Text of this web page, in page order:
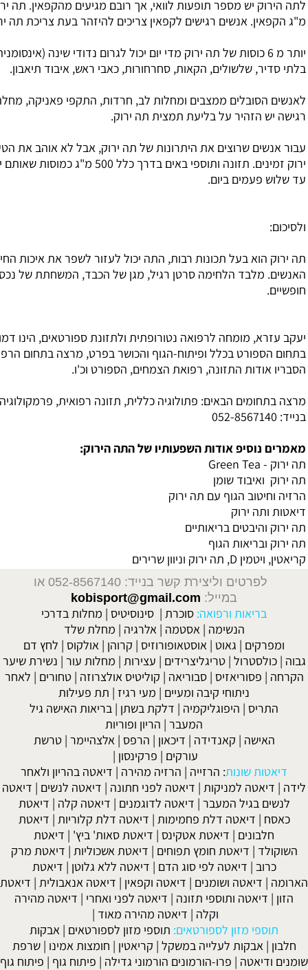
לתה הירוק יש מספר תופעות לוואי, אך רובם מגיעים מהקפאין. תה ירוק מכיל כ - 30
רגישים לקפאין צריכים להיזהר בעת צריכת תה ירוק.
כוסות של תה ירוק מדי יום יכול לגרום נדודי שינה (אינסומניה), דופק לב
הקאות, סחרחורות, כאבי ראש, איבוד תיאבון.
ממצבים ומחלות לב, חרדות, התקפי פאניקה, מחלת כליות ובטן
על בליעת תמצית תה ירוק.
את היתרונות של תה ירוק, אבל לא אוהב את הטעם, תוספי תה
ירוק זמינים. תזונה ותוספי באים בדרך כלל 500 מ"ג כמוסות שאותם יש לקחת שתיים
ביום.
תכונות רבות, התה יכול לעזור לשפר את איכות החיים של רוב
סרטן רגיל, מגן של הכבד, המשחתת של נכסים רדיקלים
לרפואה נטורופתית ולתזונת ספורטאים, הינו דמות ידועה
ופיתוח-הגוף והכושר בפרט, מרצה בתחום הרפואה ומשלב את
רפואת הצמחים, הספורט וכ'ו.
פתולוגיה כללית, תזונה רפואית, פרמקולוגיה ועוד. לפרטים
אודות השפעותיו של התה הירוק:
שומן
עם תה ירוק
בריאותיים
הגוף
קשר בנייד: 052-8567140
או
kobisport@gmail.com
סוכרת |סינוסיטיס|מחלות בדרכי
אסטמה|אלרגיה|מחלת שלד
|אוסטאופורוזיס|קרוהן|אולקוס|לחץ דם
|טריגליצרידים| עצירות|מחלות עור|נשירת שיער
|סבוריאה|קוליטיס אולצרוזה|טחורים|לאחר
קיבה ומעיים| מעי רגיז |תת פעילות
| דלקת בשתן| בריאות האישה גיל
הריון ופוריות
קאנדידה|דיכאון|הרפס |אלצהיימר|טרשת
פרקינסון|
הרזייה| הרזיה מהירה| דיאטה בהריון ולאחר
|דיאטה לפני חתונה|דיאטה לנשים | דיאטה
המעבר|דיאטה לדוגמנים|דיאטה קלה| דיאטת
דלת פחמימות|דיאטה דלת קלוריות| דיאטת
דיאטת אטקינס |דיאטת סאות' ביץ'|דיאטת
חומץ תפוחים| דיאטת אשכוליות|דיאטת מרק
לפי סוג הדם|דיאטה ללא גלוטן|דיאטת
ושומנים |דיאטה וקפאין | דיאטה אנאבולית|דיאטת
תזונה| דיאטה לפני ואחרי|דיאטה מהירה
דיאטה מהירה מאוד|
לספורטאים:תוספי מזון לספורטאים|אבקות
לעלייה במשקל |קריאטין|חומצות אמינו | שרפת
פרו-הורמונים הורמוני גדילה|פיתוח גוף|פיתוח גוף